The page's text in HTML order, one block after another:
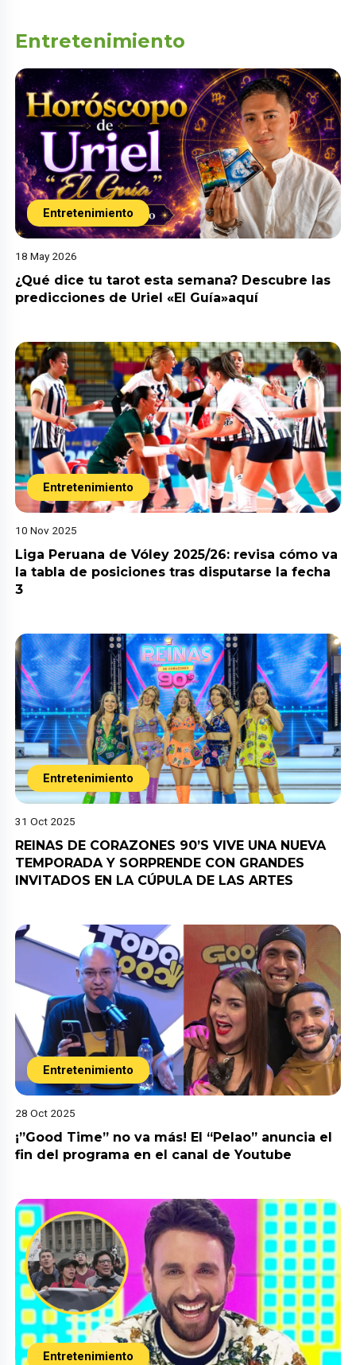
Entretenimiento
Entretenimiento
18 May 2026
¿Qué dice tu tarot esta semana? Descubre las
predicciones de Uriel «El Guía»aquí
Entretenimiento
10 Nov 2025
Liga Peruana de Vóley 2025/26: revisa cómo va
la tabla de posiciones tras disputarse la fecha
3
Entretenimiento
31 Oct 2025
REINAS DE CORAZONES 90’S VIVE UNA NUEVA
TEMPORADA Y SORPRENDE CON GRANDES
INVITADOS EN LA CÚPULA DE LAS ARTES
Entretenimiento
28 Oct 2025
¡”Good Time” no va más! El “Pelao” anuncia el
fin del programa en el canal de Youtube
Entretenimiento